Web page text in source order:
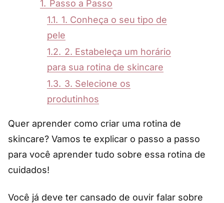
1. Passo a Passo
1.1. 1. Conheça o seu tipo de
pele
1.2. 2. Estabeleça um horário
para sua rotina de skincare
1.3. 3. Selecione os
produtinhos
Quer aprender como criar uma rotina de
skincare? Vamos te explicar o passo a passo
para você aprender tudo sobre essa rotina de
cuidados!
Você já deve ter cansado de ouvir falar sobre